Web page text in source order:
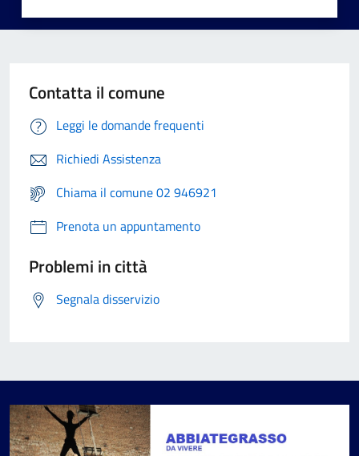
Contatta il comune
Leggi le domande frequenti
Richiedi Assistenza
Chiama il comune 02 946921
Prenota un appuntamento
Problemi in città
Segnala disservizio